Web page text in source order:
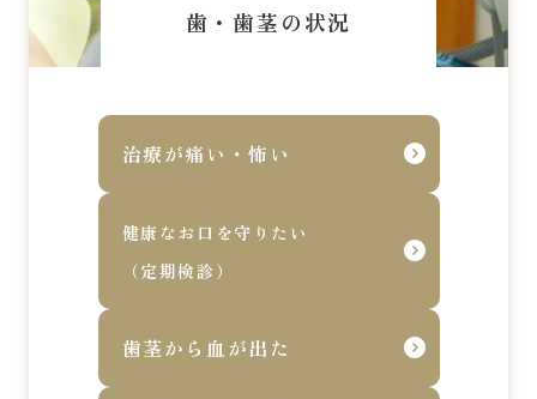
歯・歯茎の状況
治療が痛い・怖い
健康なお口を守りたい
（定期検診）
歯茎から血が出た